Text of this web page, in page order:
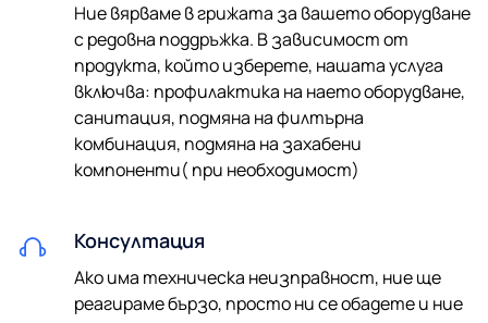
Ние вярваме в грижата за вашето оборудване
с редовна поддръжка. В зависимост от
продукта, който изберете, нашата услуга
включва: профилактика на наето оборудване,
санитация, подмяна на филтърна
комбинация, подмяна на захабени
компоненти( при необходимост)
Консултация
Ако има техническа неизправност, ние ще
реагираме бързо, просто ни се обадете и ние